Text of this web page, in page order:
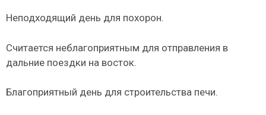
Неподходящий день для похорон.
Считается неблагоприятным для отправления в
дальние поездки на восток.
Благоприятный день для строительства печи.